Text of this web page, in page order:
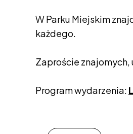
W Parku Miejskim
każdego.
Zaproście
Program wydarzenia: